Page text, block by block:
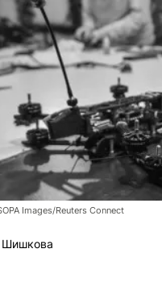
Images/Reuters Connect
Шишкова